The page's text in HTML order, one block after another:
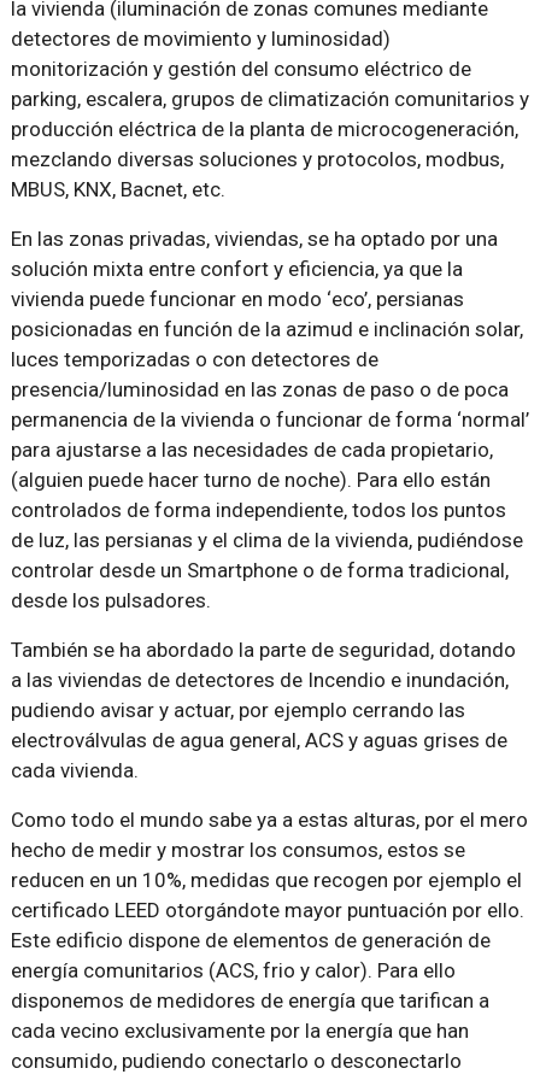
la vivienda (iluminación de zonas comunes mediante
detectores de movimiento y luminosidad)
monitorización y gestión del consumo eléctrico de
parking, escalera, grupos de climatización comunitarios y
producción eléctrica de la planta de microcogeneración,
mezclando diversas soluciones y protocolos, modbus,
MBUS, KNX, Bacnet, etc.
En las zonas privadas, viviendas, se ha optado por una
solución mixta entre confort y eficiencia, ya que la
vivienda puede funcionar en modo ‘eco’, persianas
posicionadas en función de la azimud e inclinación solar,
luces temporizadas o con detectores de
presencia/luminosidad en las zonas de paso o de poca
permanencia de la vivienda o funcionar de forma ‘normal’
para ajustarse a las necesidades de cada propietario,
(alguien puede hacer turno de noche). Para ello están
controlados de forma independiente, todos los puntos
de luz, las persianas y el clima de la vivienda, pudiéndose
controlar desde un Smartphone o de forma tradicional,
desde los pulsadores.
También se ha abordado la parte de seguridad, dotando
a las viviendas de detectores de Incendio e inundación,
pudiendo avisar y actuar, por ejemplo cerrando las
electroválvulas de agua general, ACS y aguas grises de
cada vivienda.
Como todo el mundo sabe ya a estas alturas, por el mero
hecho de medir y mostrar los consumos, estos se
reducen en un 10%, medidas que recogen por ejemplo el
certificado LEED otorgándote mayor puntuación por ello.
Este edificio dispone de elementos de generación de
energía comunitarios (ACS, frio y calor). Para ello
disponemos de medidores de energía que tarifican a
cada vecino exclusivamente por la energía que han
consumido, pudiendo conectarlo o desconectarlo